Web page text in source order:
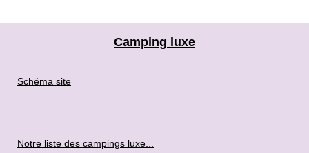
Camping luxe
Schéma site
Notre liste des campings luxe...